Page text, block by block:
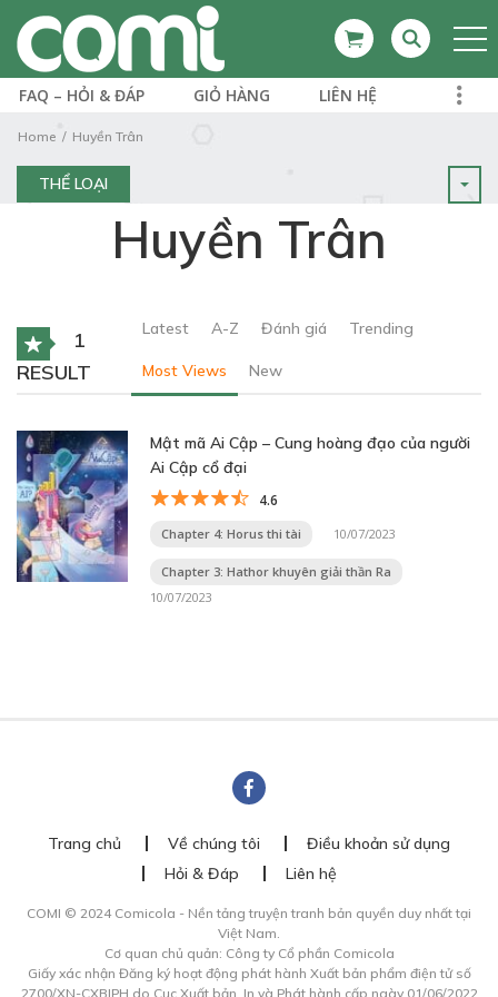
FAQ – HỎI & ĐÁP GIỎ HÀNG LIÊN HỆ
Home Huyền Trân
THỂ LOẠI
Huyền Trân
1
RESULT
Latest A-Z Đánh giá Trending
Most Views New
Mật mã Ai Cập – Cung hoàng đạo của người
Ai Cập cổ đại
4.6
Chapter 4: Horus thi tài 10/07/2023
Chapter 3: Hathor khuyên giải thần Ra
10/07/2023
Trang chủ Về chúng tôi
Điều khoản sử dụng
Hỏi & Đáp
Liên hệ
COMI © 2024 Comicola - Nền tảng truyện tranh bản quyền duy nhất tại
Việt Nam.
Cơ quan chủ quản: Công ty Cổ phần Comicola
Giấy xác nhận Đăng ký hoạt động phát hành Xuất bản phẩm điện tử số
2700/XN-CXBIPH do Cục Xuất bản, In và Phát hành cấp ngày 01/06/2022